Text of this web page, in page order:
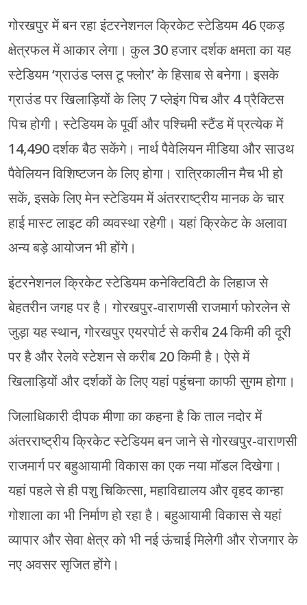
गोरखपुर में बन रहा इंटरनेशनल क्रिकेट स्टेडियम 46 एकड़
क्षेत्रफल में आकार लेगा। कुल 30 हजार दर्शक क्षमता का यह
स्टेडियम ‘ग्राउंड प्लस टू फ्लोर’ के हिसाब से बनेगा। इसके
ग्राउंड पर खिलाड़ियों के लिए 7 प्लेइंग पिच और 4 प्रैक्टिस
पिच होगी। स्टेडियम के पूर्वी और पश्चिमी स्टैंड में प्रत्येक में
14,490 दर्शक बैठ सकेंगे। नार्थ पैवेलियन मीडिया और साउथ
पैवेलियन विशिष्टजन के लिए होगा। रात्रिकालीन मैच भी हो
सकें, इसके लिए मेन स्टेडियम में अंतरराष्ट्रीय मानक के चार
हाई मास्ट लाइट की व्यवस्था रहेगी। यहां क्रिकेट के अलावा
अन्य बड़े आयोजन भी होंगे।
इंटरनेशनल क्रिकेट स्टेडियम कनेक्टिविटी के लिहाज से
बेहतरीन जगह पर है। गोरखपुर-वाराणसी राजमार्ग फोरलेन से
जुड़ा यह स्थान, गोरखपुर एयरपोर्ट से करीब 24 किमी की दूरी
पर है और रेलवे स्टेशन से करीब 20 किमी है। ऐसे में
खिलाड़ियों और दर्शकों के लिए यहां पहुंचना काफी सुगम होगा।
जिलाधिकारी दीपक मीणा का कहना है कि ताल नदोर में
अंतरराष्ट्रीय क्रिकेट स्टेडियम बन जाने से गोरखपुर-वाराणसी
राजमार्ग पर बहुआयामी विकास का एक नया मॉडल दिखेगा।
यहां पहले से ही पशु चिकित्सा, महाविद्यालय और वृहद कान्हा
गोशाला का भी निर्माण हो रहा है। बहुआयामी विकास से यहां
व्यापार और सेवा क्षेत्र को भी नई ऊंचाई मिलेगी और रोजगार के
नए अवसर सृजित होंगे।